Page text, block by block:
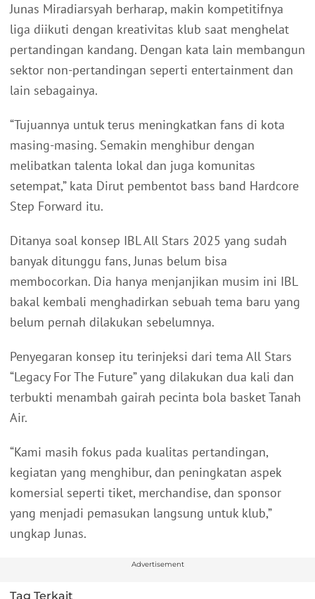
Junas Miradiarsyah berharap, makin kompetitifnya
liga diikuti dengan kreativitas klub saat menghelat
pertandingan kandang. Dengan kata lain membangun
sektor non-pertandingan seperti entertainment dan
lain sebagainya.
“Tujuannya untuk terus meningkatkan fans di kota
masing-masing. Semakin menghibur dengan
melibatkan talenta lokal dan juga komunitas
setempat,” kata Dirut pembentot bass band Hardcore
Step Forward itu.
Ditanya soal konsep IBL All Stars 2025 yang sudah
banyak ditunggu fans, Junas belum bisa
membocorkan. Dia hanya menjanjikan musim ini IBL
bakal kembali menghadirkan sebuah tema baru yang
belum pernah dilakukan sebelumnya.
Penyegaran konsep itu terinjeksi dari tema All Stars
“Legacy For The Future” yang dilakukan dua kali dan
terbukti menambah gairah pecinta bola basket Tanah
Air.
“Kami masih fokus pada kualitas pertandingan,
kegiatan yang menghibur, dan peningkatan aspek
komersial seperti tiket, merchandise, dan sponsor
yang menjadi pemasukan langsung untuk klub,”
ungkap Junas.
Advertisement
Tag Terkait